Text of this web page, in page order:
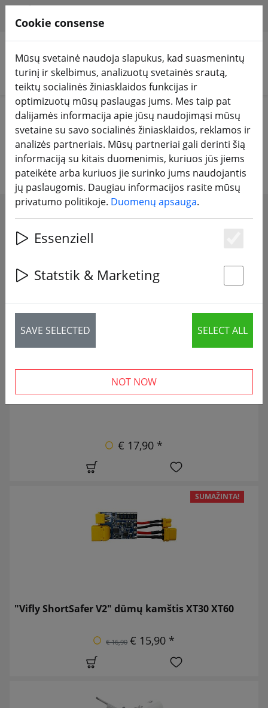
Ieškoti produktų
Home Priedai Įrankis
Dirbtuvių įrankiai, klijai ir įranga
SHOW FILTERS
28 articles
NAUJAS
€ 17,90 *
SUMAŽINTA!
"Vifly ShortSafer V2" dūmų kamštis XT30 XT60
€ 16,90 € 15,90 *
Cookie consense
Mūsų svetainė naudoja slapukus, kad suasmenintų
turinį ir skelbimus, analizuotų svetainės srautą,
teiktų socialinės žiniasklaidos funkcijas ir
optimizuotų mūsų paslaugas jums. Mes taip pat
dalijamės informacija apie jūsų naudojimąsi mūsų
svetaine su savo socialinės žiniasklaidos, reklamos ir
analizės partneriais. Mūsų partneriai gali derinti šią
informaciją su kitais duomenimis, kuriuos jūs jiems
pateikėte arba kuriuos jie surinko jums naudojantis
jų paslaugomis. Daugiau informacijos rasite mūsų
privatumo politikoje. Duomenų apsauga.
Essenziell
Statstik & Marketing
SAVE SELECTED SELECT ALL
NOT NOW